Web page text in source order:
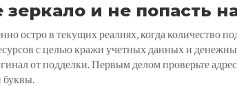
зеркало и не попасть
остро в текущих реалиях, когда количество
с целью кражи учетных данных и
от подделки. Первым делом проверьте
буквы.